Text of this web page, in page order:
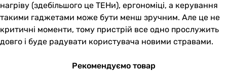
нагріву (здебільшого це ТЕНи), ергономіці, а керування
такими гаджетами може бути менш зручним. Але це не
критичні моменти, тому пристрій все одно прослужить
довго і буде радувати користувача новими стравами.
Рекомендуємо товар